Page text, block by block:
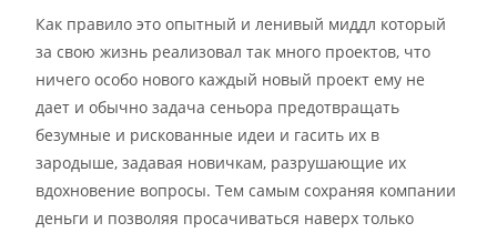
Как правило это опытный и ленивый миддл который
за свою жизнь реализовал так много проектов, что
ничего особо нового каждый новый проект ему не
дает и обычно задача сеньора предотвращать
безумные и рискованные идеи и гасить их в
зародыше, задавая новичкам, разрушающие их
вдохновение вопросы. Тем самым сохраняя компании
деньги и позволяя просачиваться наверх только